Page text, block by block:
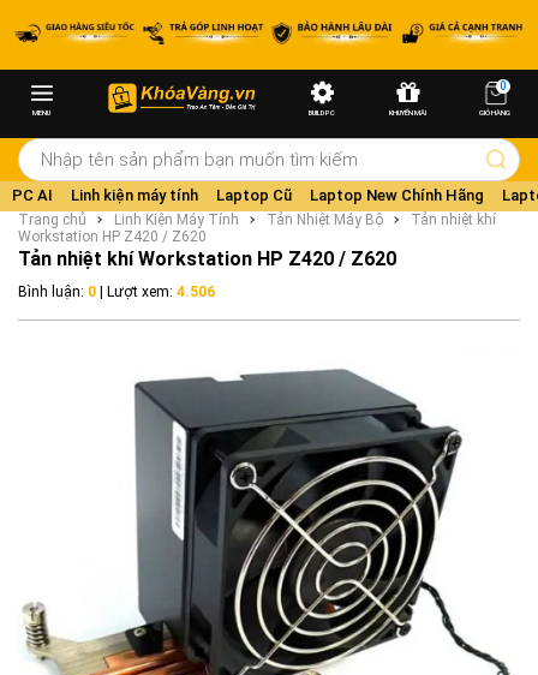
MENU BUILD PC KHUYẾN MÃI
0
GIỎ HÀNG
PC AI Linh kiện máy tính Laptop Cũ Laptop New Chính Hãng
Trang chủ Linh Kiện Máy Tính Tản Nhiệt Máy Bộ
Tản nhiệt khí
Workstation HP Z420 / Z620
Tản nhiệt khí Workstation HP Z420 / Z620
Bình luận: 0 | Lượt xem: 4.506